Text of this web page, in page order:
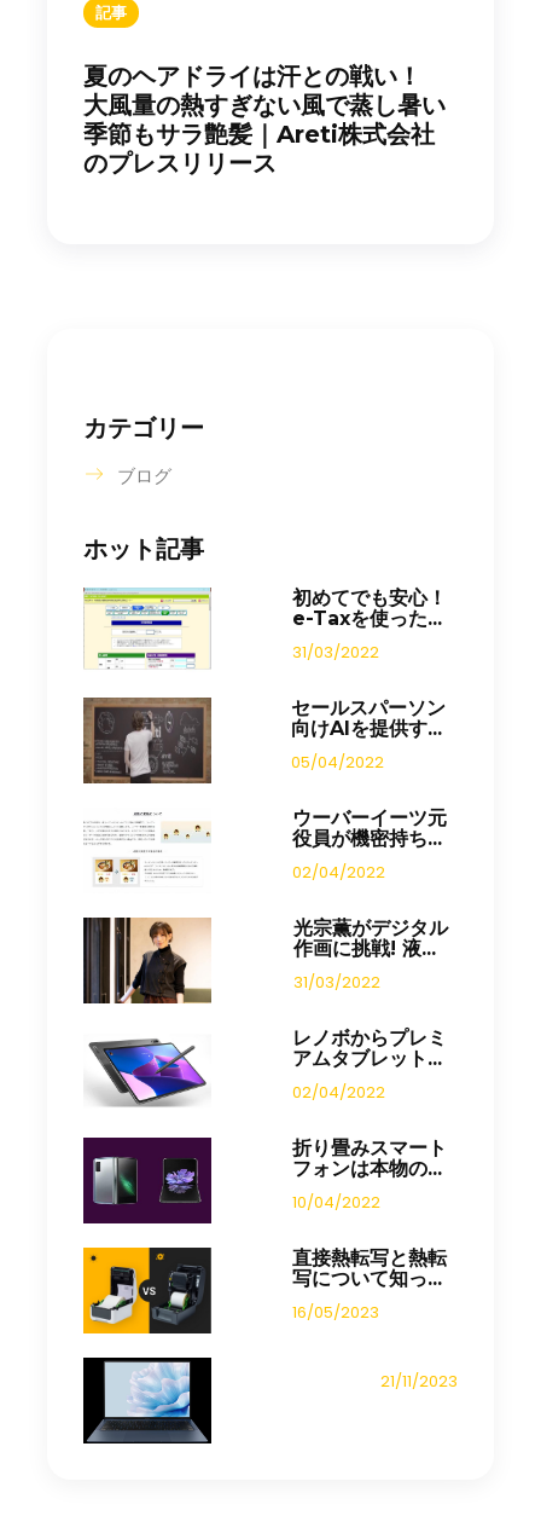
記事
夏のヘアドライは汗との戦い！
大風量の熱すぎない風で蒸し暑い
季節もサラ艶髪｜Areti株式会社
のプレスリリース
カテゴリー
ブログ
ホット記事
初めてでも安心！
e-Taxを使った...
31/03/2022
セールスパーソン
向けAIを提供す...
05/04/2022
ウーバーイーツ元
役員が機密持ち...
02/04/2022
光宗薫がデジタル
作画に挑戦! 液...
31/03/2022
レノボからプレミ
アムタブレット...
02/04/2022
折り畳みスマート
フォンは本物の...
10/04/2022
直接熱転写と熱転
写について知っ...
16/05/2023
21/11/2023